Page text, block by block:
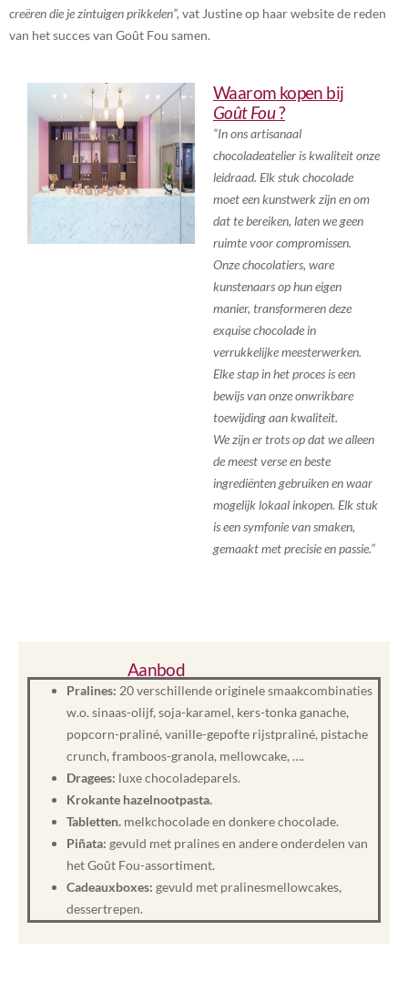
creëren die je zintuigen prikkelen”, vat Justine op haar website de reden
van het succes van Goût Fou samen.
Waarom kopen bij
Goût Fou?
“In ons artisanaal
chocoladeatelier is kwaliteit onze
leidraad. Elk stuk chocolade
moet een kunstwerk zijn en om
dat te bereiken, laten we geen
ruimte voor compromissen.
Onze chocolatiers, ware
kunstenaars op hun eigen
manier, transformeren deze
exquise chocolade in
verrukkelijke meesterwerken.
Elke stap in het proces is een
bewijs van onze onwrikbare
toewijding aan kwaliteit.
We zijn er trots op dat we alleen
de meest verse en beste
ingrediënten gebruiken en waar
mogelijk lokaal inkopen. Elk stuk
is een symfonie van smaken,
gemaakt met precisie en passie.”
Aanbod
Pralines: 20 verschillende originele smaakcombinaties
w.o. sinaas-olijf, soja-karamel, kers-tonka ganache,
popcorn-praliné, vanille-gepofte rijstpraliné, pistache
crunch, framboos-granola, mellowcake, ….
Dragees: luxe chocoladeparels.
Krokante hazelnootpasta.
Tabletten. melkchocolade en donkere chocolade.
Piñata: gevuld met pralines en andere onderdelen van
het Goût Fou-assortiment.
Cadeauxboxes: gevuld met pralinesmellowcakes,
dessertrepen.